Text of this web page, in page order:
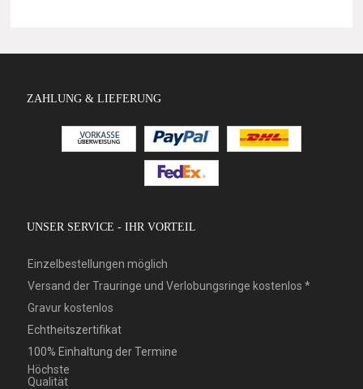
ZAHLUNG & LIEFERUNG
UNSER SERVICE - IHR VORTEIL
Einzelbestellungen möglich
Versand der Trauringe und Verlobungsringe kostenlos *
Gravur kostenlos
Echtheitszertifikat
100% Einhaltung der Termine
Höchste
Qualität